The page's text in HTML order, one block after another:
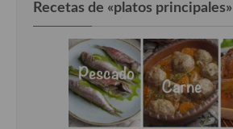
Recetas de «platos principales»